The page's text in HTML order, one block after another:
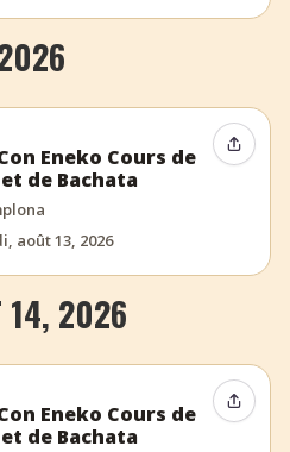
Eneko Cours de
de Bachata
août 13, 2026
14, 2026
Eneko Cours de
de Bachata